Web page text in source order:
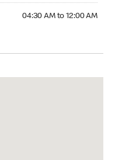
04:30 AM to 12:00 AM